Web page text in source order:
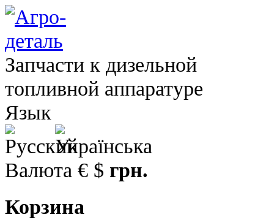
Запчасти к дизельной
топливной аппаратуре
Язык
Валюта € $ грн.
Корзина